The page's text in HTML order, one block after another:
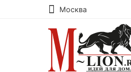
Москва